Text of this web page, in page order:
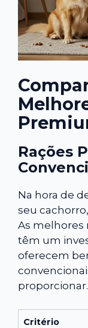
Rações
Na hora de
seu
As melhores
têm um
oferecem
Critério